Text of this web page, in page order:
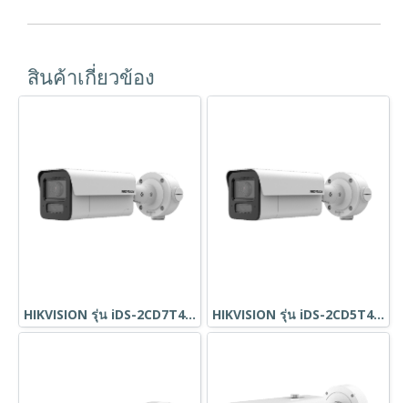
สินค้าเกี่ยวข้อง
HIKVISION รุ่น iDS-2CD7T46G2/VX3-I(H)S(Y) HIKVISION รุ่น iDS-2CD5T47G2/V-X(H)S(Y)